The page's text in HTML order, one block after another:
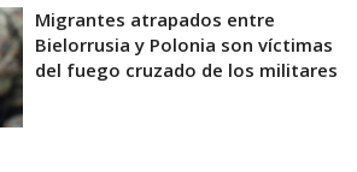
Migrantes atrapados entre
Bielorrusia y Polonia son víctimas
del fuego cruzado de los militares